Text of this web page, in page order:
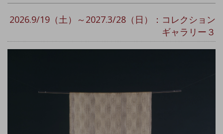
2026.9/19（土）～2027.3/28（日）：コレクション
ギャラリー３